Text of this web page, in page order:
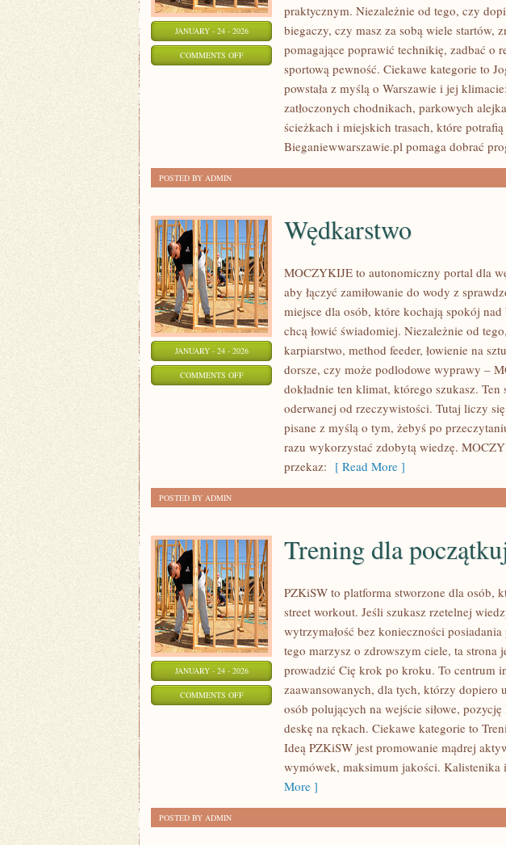
JANUARY - 24 - 2026
COMMENTS OFFON
INTERWAŁOWY
praktycznym. Niezależnie od tego, czy
biegaczy, czy masz za sobą wiele startów,
pomagające poprawić technikię, zadbać o
sportową pewność. Ciekawe kategorie to
powstała z myślą o Warszawie i jej
zatłoczonych chodnikach, parkowych
ścieżkach i miejskich trasach, które
Bieganiewwarszawie.pl pomaga dobrać
POSTED BY ADMIN
JANUARY - 24 - 2026
COMMENTS OFFON
WĘDKARSTWO
Wędkarstwo
MOCZYKIJE to autonomiczny portal dla
aby łączyć zamiłowanie do wody z
miejsce dla osób, które kochają spokój
chcą łowić świadomiej. Niezależnie od
karpiarstwo, method feeder, łowienie na
dorsze, czy może podlodowe wyprawy –
dokładnie ten klimat, którego szukasz.
oderwanej od rzeczywistości. Tutaj liczy
pisane z myślą o tym, żebyś po
razu wykorzystać zdobytą wiedzę.
przekaz: [ Read More ]
POSTED BY ADMIN
JANUARY - 24 - 2026
COMMENTS OFFON
POCZĄTKUJĄCYCH
Trening dla
PZKiSW to platforma stworzone dla osób,
street workout. Jeśli szukasz rzetelnej
wytrzymałość bez konieczności
tego marzysz o zdrowszym ciele, ta strona
prowadzić Cię krok po kroku. To centrum
zaawansowanych, dla tych, którzy dopiero
osób polujących na wejście siłowe,
deskę na rękach. Ciekawe kategorie to
Ideą PZKiSW jest promowanie mądrej
wymówek, maksimum jakości. Kalistenika
More ]
POSTED BY ADMIN